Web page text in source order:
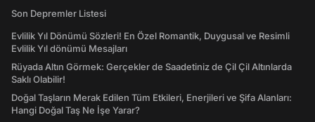
Son Depremler Listesi
Evlilik Yıl Dönümü Sözleri! En Özel Romantik, Duygusal ve Resimli
Evlilik Yıl dönümü Mesajları
Rüyada Altın Görmek: Gerçekler de Saadetiniz de Çil Çil Altınlarda
Saklı Olabilir!
Doğal Taşların Merak Edilen Tüm Etkileri, Enerjileri ve Şifa Alanları:
Hangi Doğal Taş Ne İşe Yarar?